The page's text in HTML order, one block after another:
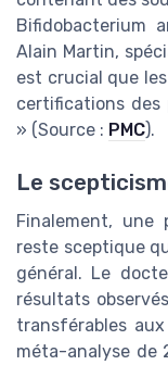
Bifidobacterium
Alain Martin,
est crucial que
certifications
» (Source : PMC).
Le
Finalement, une
reste sceptique
général. Le
résultats
transférables
méta-analyse de